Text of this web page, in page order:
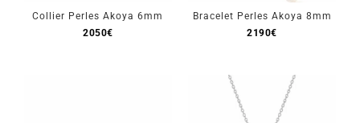
Collier Perles Akoya 6mm
2050€
Bracelet Perles Akoya 8mm
2190€